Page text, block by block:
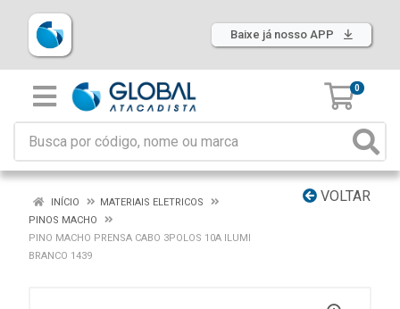
Baixe já nosso APP
0
VOLTAR
INÍCIO
MATERIAIS ELETRICOS
PINOS MACHO
PINO MACHO PRENSA CABO 3POLOS 10A ILUMI
BRANCO 1439